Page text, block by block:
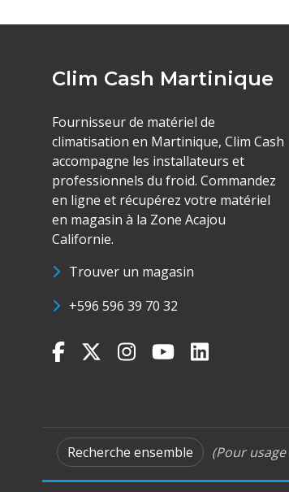
Clim Cash Martinique
Fournisseur de matériel de
climatisation en Martinique, Clim Cash
accompagne les installateurs et
professionnels du froid. Commandez
en ligne et récupérez votre matériel
en magasin à la Zone Acajou
Californie.
Trouver un magasin
+596 596 39 70 32
Recherche ensemble (Pour